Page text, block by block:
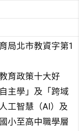
局北市教資字第1
育政策十大好
主學」及「跨域
工智慧（AI）及
小至高中職學層